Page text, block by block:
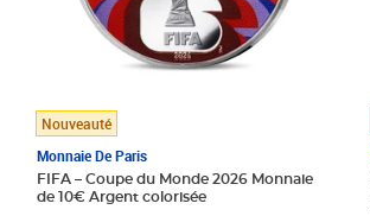
Nouveauté
Monnaie De Paris
FIFA – Coupe du Monde 2026 Monnaie
de 10€ Argent colorisée